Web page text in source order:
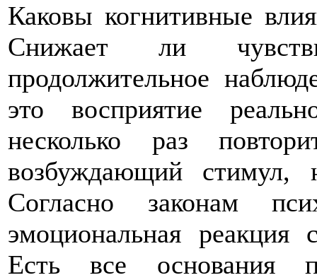
Каковы когнитивные
Снижает ли
продолжительное
это восприятие
несколько раз
возбуждающий стимул,
Согласно законам
эмоциональная реакция
Есть все основания